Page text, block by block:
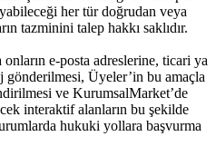
her tür doğrudan veya
tazminini talep hakkı saklıdır.
e-posta adreslerine, ticari ya
gönderilmesi, Üyeler’in bu amaçla
ve KurumsalMarket’de
interaktif alanların bu şekilde
hukuki yollara başvurma